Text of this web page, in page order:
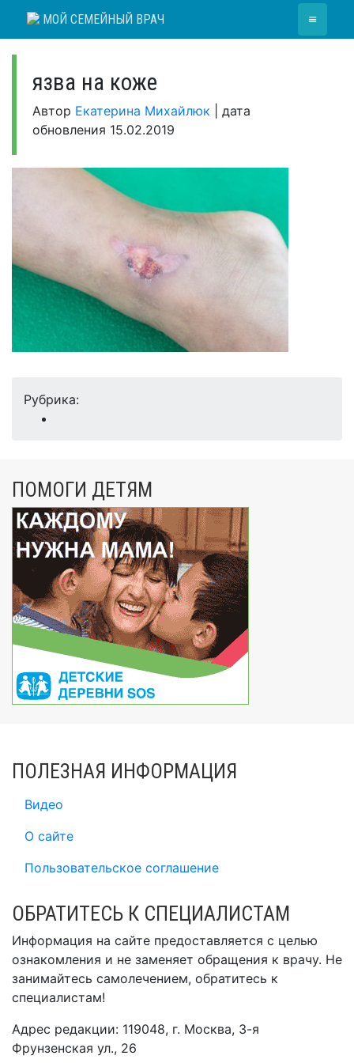
МОЙ СЕМЕЙНЫЙ ВРАЧ ≡
язва на коже
Автор Екатерина Михайлюк
дата
обновления 15.02.2019
Рубрика:
ПОМОГИ ДЕТЯМ
ПОЛЕЗНАЯ ИНФОРМАЦИЯ
Видео
О сайте
Пользовательское соглашение
ОБРАТИТЕСЬ К СПЕЦИАЛИСТАМ
Информация на сайте предоставляется с целью
ознакомления и не заменяет обращения к врачу. Не
занимайтесь самолечением, обратитесь к
специалистам!
Адрес редакции: 119048, г. Москва, 3-я
Фрунзенская ул., 26